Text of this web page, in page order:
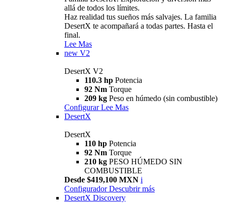
allá de todos los límites.
Haz realidad tus sueños más salvajes. La familia
DesertX te acompañará a todas partes. Hasta el
final.
Lee Mas
new V2
DesertX V2
110.3 hp Potencia
92 Nm Torque
209 kg Peso en húmedo (sin combustible)
Configurar Lee Mas
DesertX
DesertX
110 hp Potencia
92 Nm Torque
210 kg PESO HÚMEDO SIN
COMBUSTIBLE
Desde $419,100 MXN i
Configurador Descubrir más
DesertX Discovery